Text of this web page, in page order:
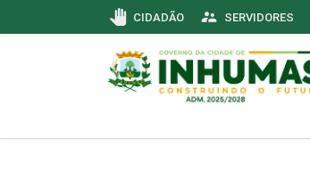
pan_tool CIDADÃO supervisor_account SERVIDORES